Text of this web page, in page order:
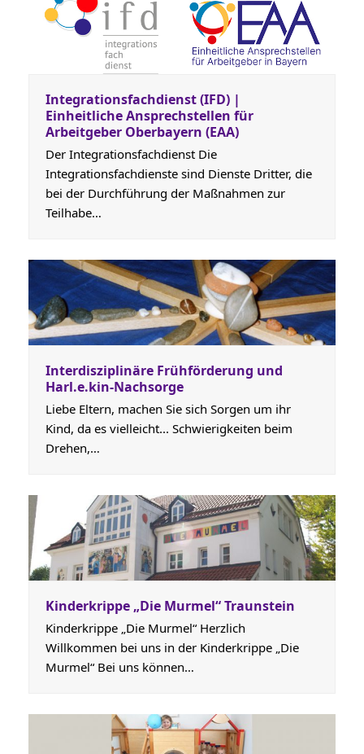
Integrationsfachdienst (IFD) |
Einheitliche Ansprechstellen für
Arbeitgeber Oberbayern (EAA)
Der Integrationsfachdienst Die
Integrationsfachdienste sind Dienste Dritter, die
bei der Durchführung der Maßnahmen zur
Teilhabe…
Interdisziplinäre Frühförderung und
Harl.e.kin-Nachsorge
Liebe Eltern, machen Sie sich Sorgen um ihr
Kind, da es vielleicht... Schwierigkeiten beim
Drehen,…
Kinderkrippe „Die Murmel“ Traunstein
Kinderkrippe „Die Murmel“ Herzlich
Willkommen bei uns in der Kinderkrippe „Die
Murmel“ Bei uns können…